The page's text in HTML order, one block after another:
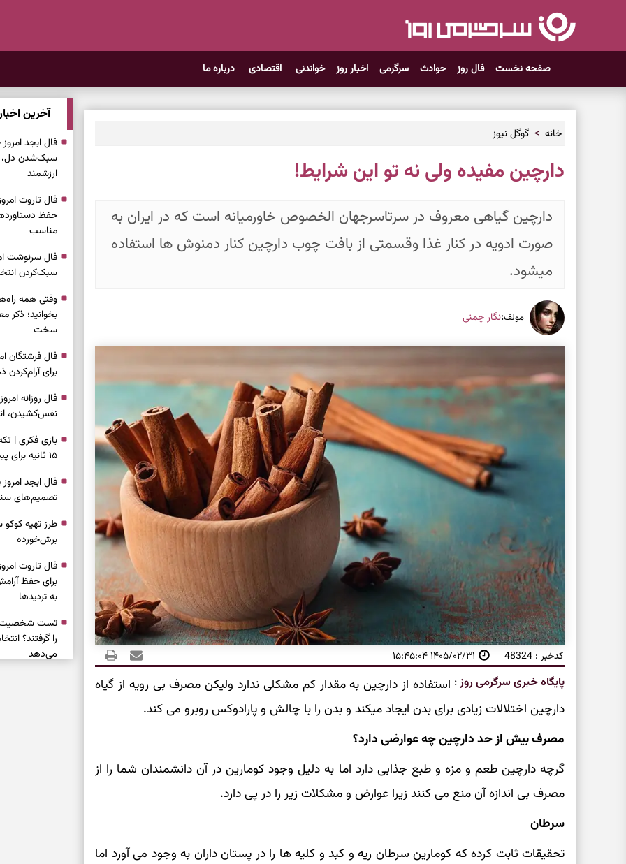
صفحه نخست فال روز حوادث سرگرمی اخبار روز خواندنی اقتصادی درباره ما
خانه گوگل نیوز
دارچین مفیده ولی نه تو این شرایط!
دارچین گیاهی معروف در سرتاسرجهان الخصوص خاورمیانه است که در ایران به
صورت ادویه در کنار غذا وقسمتی از بافت چوب دارچین کنار دمنوش ها استفاده
میشود.
مولف:نگار چمنی
کدخبر : 48324 ۱۴۰۵/۰۲/۳۱ ۱۵:۴۵:۰۴
پایگاه خبری سرگرمی روز: استفاده از دارچین به مقدار کم مشکلی ندارد ولیکن مصرف بی رویه از گیاه
دارچین اختلالات زیادی برای بدن ایجاد میکند و بدن را با چالش و پارادوکس روبرو می کند.
مصرف بیش از حد دارچین چه عوارضی دارد؟
گرچه دارچین طعم و مزه و طبع جذابی دارد اما به دلیل وجود کومارین در آن دانشمندان شما را از
مصرف بی اندازه آن منع می کنند زیرا عوارض و مشکلات زیر را در پی دارد.
سرطان
تحقیقات ثابت کرده که کومارین سرطان ریه و کبد و کلیه ها را در پستان داران به وجود می آورد اما
آخرین
سبک‌شدن دل،
ارزشمند
حفظ
مناسب
سبک‌کردن
وقتی همه
بخوانید؛ ذکر
سخت
برای
نفس‌کشیدن،
بازی فکری |
۱۵ ثانیه برای پیداکردنش وقت دارید
تصمیم‌های
طرز تهیه
برش‌خورده
برای حفظ
به تردیدها
تست شخصیت
را گرفتند؟
می‌دهد